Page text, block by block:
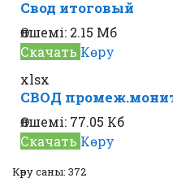
Свод итоговый
Өлшемі: 2.15 Мб
Скачать Көру
xlsx
СВОД
Өлшемі: 77.05 Кб
Скачать Көру
Көру саны: 372